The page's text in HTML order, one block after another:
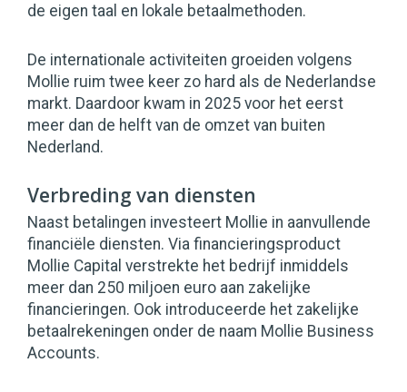
de eigen taal en lokale betaalmethoden.
De internationale activiteiten groeiden volgens
Mollie ruim twee keer zo hard als de Nederlandse
markt. Daardoor kwam in 2025 voor het eerst
meer dan de helft van de omzet van buiten
Nederland.
Verbreding van diensten
Naast betalingen investeert Mollie in aanvullende
financiële diensten. Via financieringsproduct
Mollie Capital verstrekte het bedrijf inmiddels
meer dan 250 miljoen euro aan zakelijke
financieringen. Ook introduceerde het zakelijke
betaalrekeningen onder de naam Mollie Business
Accounts.